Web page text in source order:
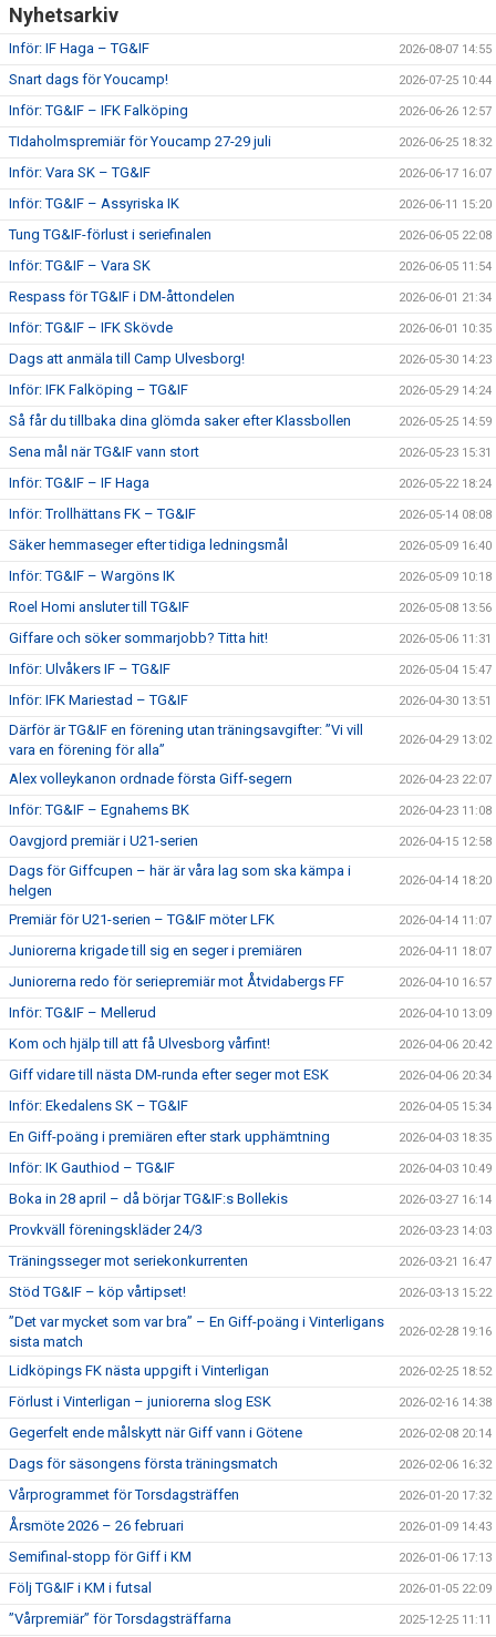
Nyhetsarkiv
Inför: IF Haga – TG&IF 2026-08-07 14:55
Snart dags för Youcamp! 2026-07-25 10:44
Inför: TG&IF – IFK Falköping 2026-06-26 12:57
TIdaholmspremiär för Youcamp 27-29 juli 2026-06-25 18:32
Inför: Vara SK – TG&IF 2026-06-17 16:07
Inför: TG&IF – Assyriska IK 2026-06-11 15:20
Tung TG&IF-förlust i seriefinalen 2026-06-05 22:08
Inför: TG&IF – Vara SK 2026-06-05 11:54
Respass för TG&IF i DM-åttondelen 2026-06-01 21:34
Inför: TG&IF – IFK Skövde 2026-06-01 10:35
Dags att anmäla till Camp Ulvesborg! 2026-05-30 14:23
Inför: IFK Falköping – TG&IF 2026-05-29 14:24
Så får du tillbaka dina glömda saker efter Klassbollen 2026-05-25 14:59
Sena mål när TG&IF vann stort 2026-05-23 15:31
Inför: TG&IF – IF Haga 2026-05-22 18:24
Inför: Trollhättans FK – TG&IF 2026-05-14 08:08
Säker hemmaseger efter tidiga ledningsmål 2026-05-09 16:40
Inför: TG&IF – Wargöns IK 2026-05-09 10:18
Roel Homi ansluter till TG&IF 2026-05-08 13:56
Giffare och söker sommarjobb? Titta hit! 2026-05-06 11:31
Inför: Ulvåkers IF – TG&IF 2026-05-04 15:47
Inför: IFK Mariestad – TG&IF 2026-04-30 13:51
Därför är TG&IF en förening utan träningsavgifter: ”Vi vill
vara en förening för alla”
2026-04-29 13:02
Alex volleykanon ordnade första Giff-segern 2026-04-23 22:07
Inför: TG&IF – Egnahems BK 2026-04-23 11:08
Oavgjord premiär i U21-serien 2026-04-15 12:58
Dags för Giffcupen – här är våra lag som ska kämpa i
helgen
2026-04-14 18:20
Premiär för U21-serien – TG&IF möter LFK 2026-04-14 11:07
Juniorerna krigade till sig en seger i premiären 2026-04-11 18:07
Juniorerna redo för seriepremiär mot Åtvidabergs FF 2026-04-10 16:57
Inför: TG&IF – Mellerud 2026-04-10 13:09
Kom och hjälp till att få Ulvesborg vårfint! 2026-04-06 20:42
Giff vidare till nästa DM-runda efter seger mot ESK 2026-04-06 20:34
Inför: Ekedalens SK – TG&IF 2026-04-05 15:34
En Giff-poäng i premiären efter stark upphämtning 2026-04-03 18:35
Inför: IK Gauthiod – TG&IF 2026-04-03 10:49
Boka in 28 april – då börjar TG&IF:s Bollekis 2026-03-27 16:14
Provkväll föreningskläder 24/3 2026-03-23 14:03
Träningsseger mot seriekonkurrenten 2026-03-21 16:47
Stöd TG&IF – köp vårtipset! 2026-03-13 15:22
”Det var mycket som var bra” – En Giff-poäng i Vinterligans
sista match
2026-02-28 19:16
Lidköpings FK nästa uppgift i Vinterligan 2026-02-25 18:52
Förlust i Vinterligan – juniorerna slog ESK 2026-02-16 14:38
Gegerfelt ende målskytt när Giff vann i Götene 2026-02-08 20:14
Dags för säsongens första träningsmatch 2026-02-06 16:32
Vårprogrammet för Torsdagsträffen 2026-01-20 17:32
Årsmöte 2026 – 26 februari 2026-01-09 14:43
Semifinal-stopp för Giff i KM 2026-01-06 17:13
Följ TG&IF i KM i futsal 2026-01-05 22:09
”Vårpremiär” för Torsdagsträffarna 2025-12-25 11:11